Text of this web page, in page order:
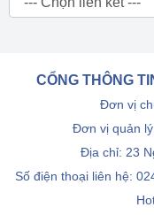
CỔNG THÔNG
Đơn vị
Đơn vị quản
Địa chỉ: 23
Số điện thoại liên hệ: